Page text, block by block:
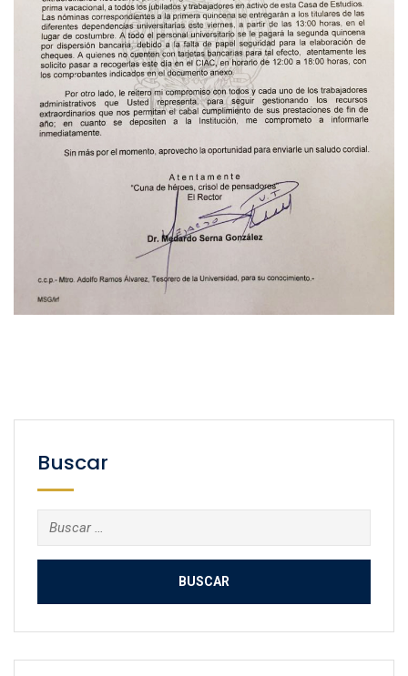
Buscar
Buscar: